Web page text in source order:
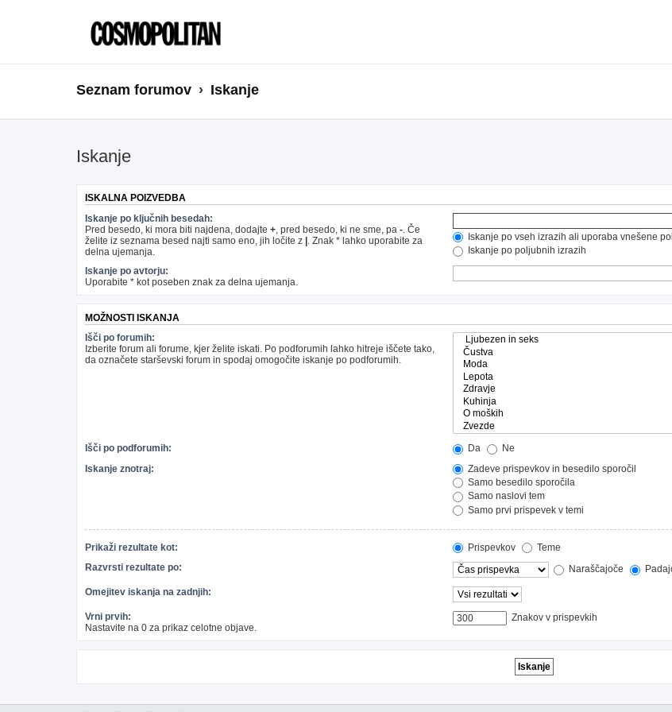
Seznam forumov Iskanje
Iskanje
ISKALNA POIZVEDBA
Iskanje po ključnih besedah:
Pred besedo, ki mora biti najdena, dodajte +, pred besedo, ki ne sme, pa -. Če
želite iz seznama besed najti samo eno, jih ločite z . Znak * lahko uporabite za
delna ujemanja.
Iskanje po vseh izrazih ali uporaba vnešene
Iskanje po poljubnih izrazih
Iskanje po avtorju:
Uporabite * kot poseben znak za delna ujemanja.
MOŽNOSTI ISKANJA
Išči po forumih:
Izberite forum ali forume, kjer želite iskati. Po podforumih lahko hitreje iščete tako,
da označete starševski forum in spodaj omogočite iskanje po podforumih.
Išči po podforumih: Da
Ne
Iskanje znotraj:
Zadeve prispevkov in besedilo sporočil
Samo besedilo sporočila
Samo naslovi tem
Samo prvi prispevek v temi
Prikaži rezultate kot: Prispevkov
Teme
Razvrsti rezultate po:
Naraščajoče
Omejitev iskanja na zadnjih:
Vrni prvih:
Nastavite na 0 za prikaz celotne objave.
Znakov v prispevkih